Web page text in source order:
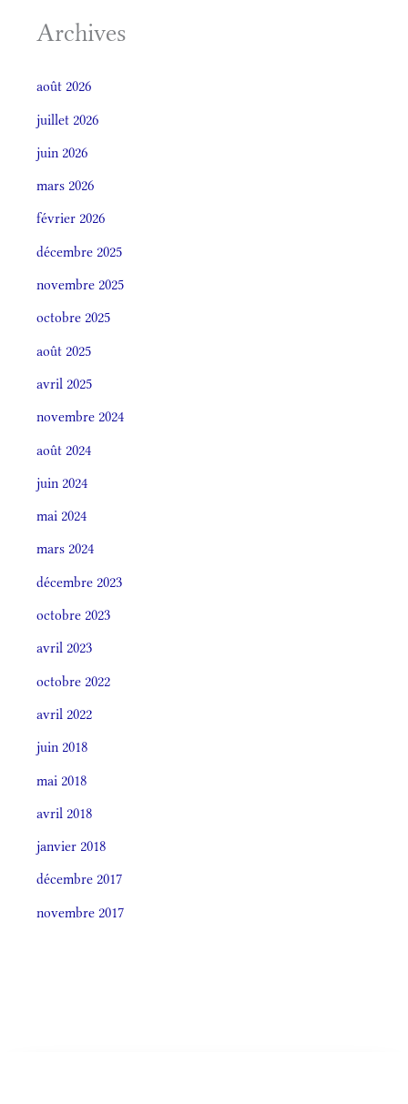
Archives
août 2026
juillet 2026
juin 2026
mars 2026
février 2026
décembre 2025
novembre 2025
octobre 2025
août 2025
avril 2025
novembre 2024
août 2024
juin 2024
mai 2024
mars 2024
décembre 2023
octobre 2023
avril 2023
octobre 2022
avril 2022
juin 2018
mai 2018
avril 2018
janvier 2018
décembre 2017
novembre 2017